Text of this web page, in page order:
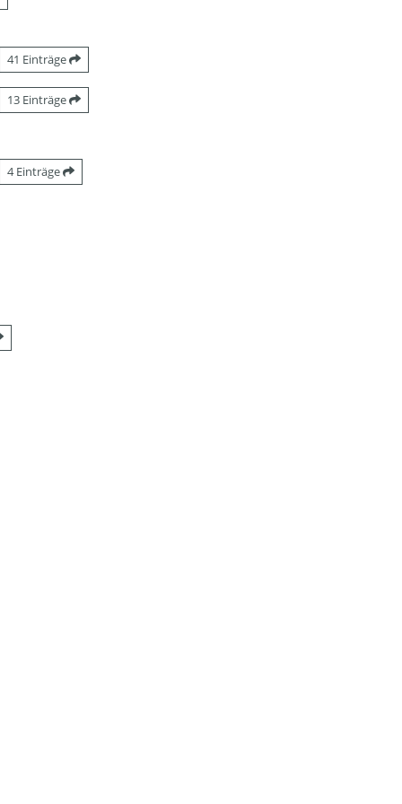
41 Einträge
13 Einträge
4 Einträge